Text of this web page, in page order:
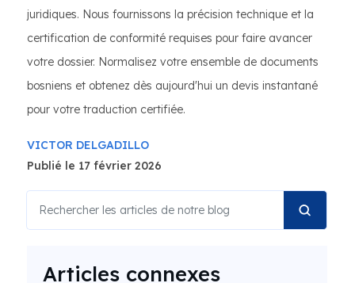
juridiques. Nous fournissons la précision technique et la
certification de conformité requises pour faire avancer
votre dossier. Normalisez votre ensemble de documents
bosniens et obtenez dès aujourd'hui un devis instantané
pour votre traduction certifiée.
VICTOR DELGADILLO
Publié le 17 février 2026
Articles connexes